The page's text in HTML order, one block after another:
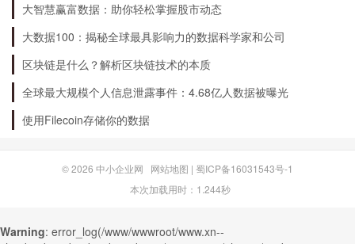
1. 安全可靠：采用多重安全措施，保障用户的资
金安全。
2. 便捷高效：支持多种支付方式，随时随地进行
支付、收款、转账等操作。
3. 多样化支付：支持支付宝、微信、银行卡等多
大智慧赢富数据：助你轻松掌握股市动态
大数据100：揭秘全球最具影响力的数据科学家和公司
区块链是什么？解析区块链技术的本质
全球最大规模个人信息泄露事件：4.68亿人数据被曝光
使用Filecoin存储你的数据
© 2026 中小企业网 网站地图 | 蜀ICP备16031543号-1
本次加载用时：1.244秒
Warning: error_log(/www/wwwroot/www.xn--